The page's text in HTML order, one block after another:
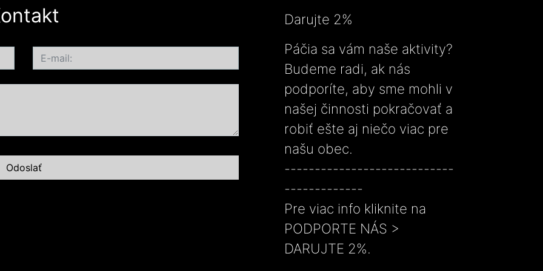
Darujte 2%
Páčia sa vám naše aktivity?
Budeme radi, ak nás
podporíte, aby sme mohli v
našej činnosti pokračovať a
robiť ešte aj niečo viac pre
našu obec.
----------------------------
-------------
Pre viac info kliknite na
PODPORTE NÁS >
DARUJTE 2%.